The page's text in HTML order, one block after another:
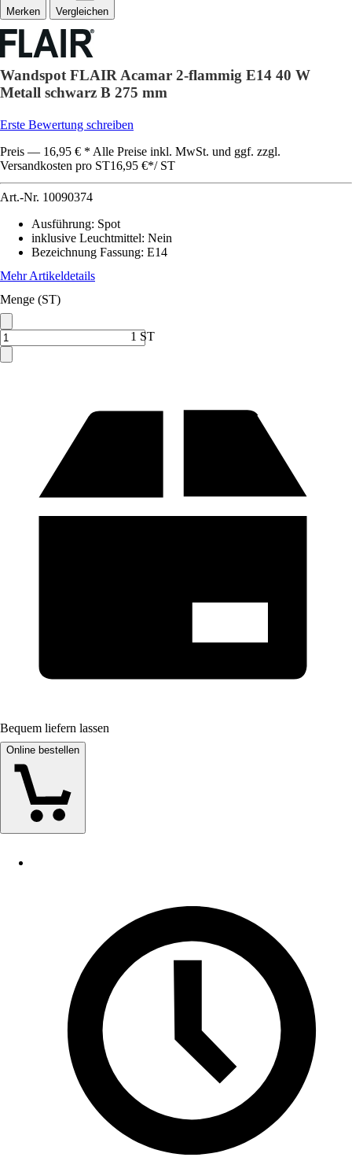
Vergleichen
Wandspot FLAIR Acamar 2-flammig E14 40 W
Metall schwarz B 275 mm
Erste Bewertung schreiben
Preis — 16,95 € * Alle Preise inkl. MwSt. und ggf. zzgl.
Versandkosten pro ST16,95 €*/ ST
Art.-Nr. 10090374
Ausführung: Spot
inklusive Leuchtmittel: Nein
Bezeichnung Fassung: E14
Mehr Artikeldetails
Menge (ST)
1 ST
Bequem liefern lassen
Online bestellen